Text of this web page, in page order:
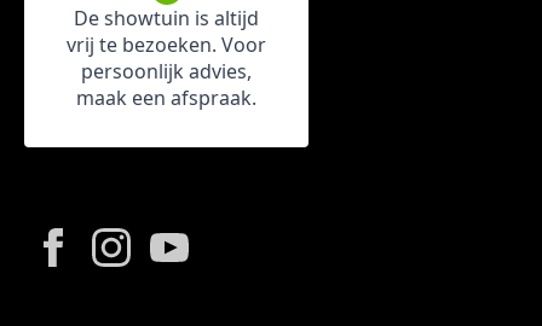
De showtuin is altijd
vrij te bezoeken. Voor
persoonlijk advies,
maak een afspraak.